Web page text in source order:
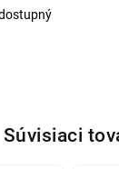
Súvisiaci